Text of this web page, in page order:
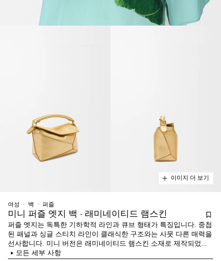
이미지 더 보기
여성 백 퍼즐
미니 퍼즐 엣지 백 - 래미네이티드 램스킨
퍼즐 엣지는 독특한 기하학적 라인과 큐브 형태가 특징입니다. 중첩
된 패널과 싱글 스티치 라인이 클래식한 구조와는 사뭇 다른 매력을
선사합니다. 미니 버전은 래미네이티드 램스킨 소재로 제작되었습
니다.모든 세부 사항